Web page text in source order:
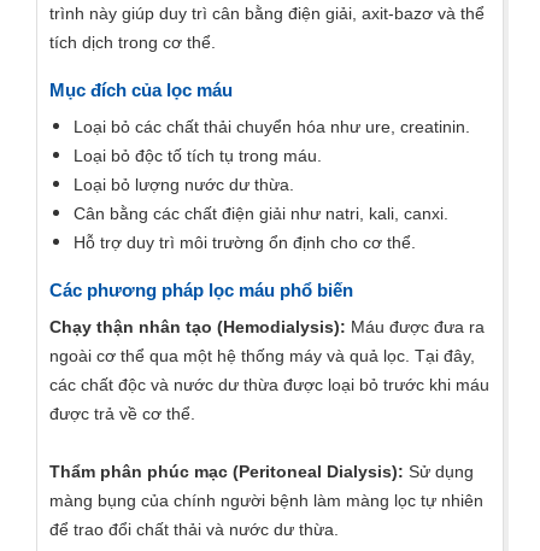
trình này giúp duy trì cân bằng điện giải, axit-bazơ và thể
tích dịch trong cơ thể.
Mục đích của lọc máu
Loại bỏ các chất thải chuyển hóa như ure, creatinin.
Loại bỏ độc tố tích tụ trong máu.
Loại bỏ lượng nước dư thừa.
Cân bằng các chất điện giải như natri, kali, canxi.
Hỗ trợ duy trì môi trường ổn định cho cơ thể.
Các phương pháp lọc máu phổ biến
Chạy thận nhân tạo (Hemodialysis): Máu được đưa ra
ngoài cơ thể qua một hệ thống máy và quả lọc. Tại đây,
các chất độc và nước dư thừa được loại bỏ trước khi máu
được trả về cơ thể.
Thẩm phân phúc mạc (Peritoneal Dialysis): Sử dụng
màng bụng của chính người bệnh làm màng lọc tự nhiên
để trao đổi chất thải và nước dư thừa.